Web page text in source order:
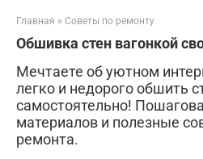
Главная » Советы по ремонту
Обшивка стен вагонкой
Мечтаете об уютном
легко и недорого обшить
самостоятельно!
материалов и полезные
ремонта.